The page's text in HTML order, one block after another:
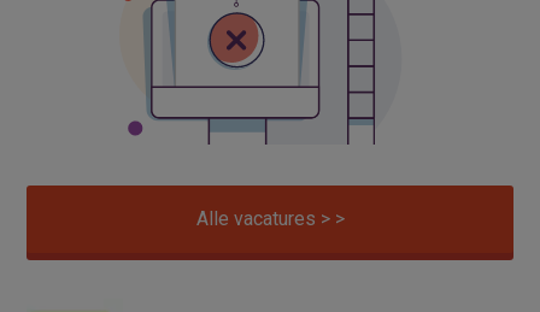
Alle vacatures > >